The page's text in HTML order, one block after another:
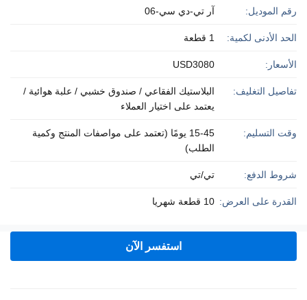
رقم الموديل: آر تي-دي سي-06
الحد الأدنى لكمية: 1 قطعة
الأسعار: USD3080
تفاصيل التغليف:
البلاستيك الفقاعي / صندوق خشبي / علبة هوائية /
يعتمد على اختيار العملاء
وقت التسليم:
15-45 يومًا (تعتمد على مواصفات المنتج وكمية
الطلب)
شروط الدفع: تي/تي
القدرة على العرض: 10 قطعة شهريا
استفسر الآن